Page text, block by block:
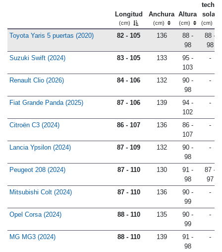
Longitud
(cm)
Anchura
(cm)
Altura
(cm)
techo
solar
(cm)
Toyota Yaris 5 puertas (2020) 82 - 105 136
88 -
98
88 -
98
Suzuki Swift (2024)
83 - 105 133
95 -
103
-
Renault Clio (2026) 84 - 106 132
90 -
98
-
Fiat Grande Panda (2025) 87 - 106 139
94 -
102
-
Citroën C3 (2024) 86 - 107 136
86 -
107
-
Lancia Ypsilon (2024) 87 - 109 132
90 -
98
-
Peugeot 208 (2024) 87 - 110 130
91 -
98
87 -
97
Mitsubishi Colt (2024)
87 - 110 136
90 -
99
-
Opel Corsa (2024) 88 - 110 135
90 -
99
-
MG MG3 (2024) 88 - 110 139
91 -
98
-